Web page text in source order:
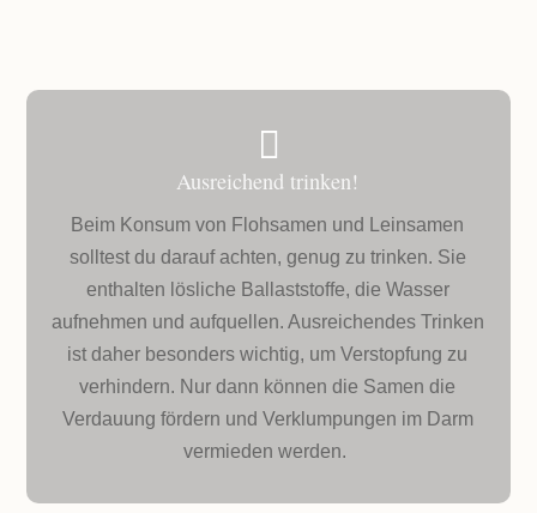

Ausreichend trinken!
Beim Konsum von Flohsamen und Leinsamen
solltest du darauf achten, genug zu trinken. Sie
enthalten lösliche Ballaststoffe, die Wasser
aufnehmen und aufquellen. Ausreichendes Trinken
ist daher besonders wichtig, um Verstopfung zu
verhindern. Nur dann können die Samen die
Verdauung fördern und Verklumpungen im Darm
vermieden werden.